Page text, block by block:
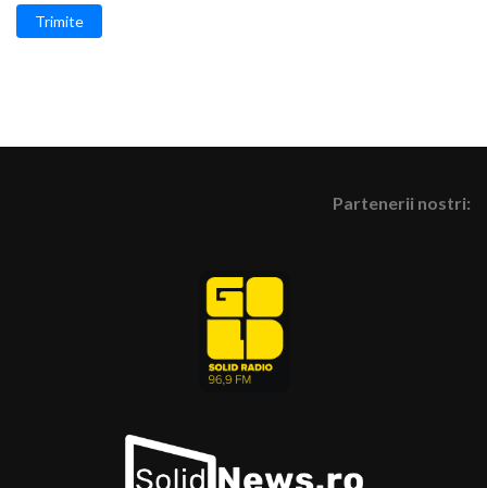
Trimite
Partenerii nostri: